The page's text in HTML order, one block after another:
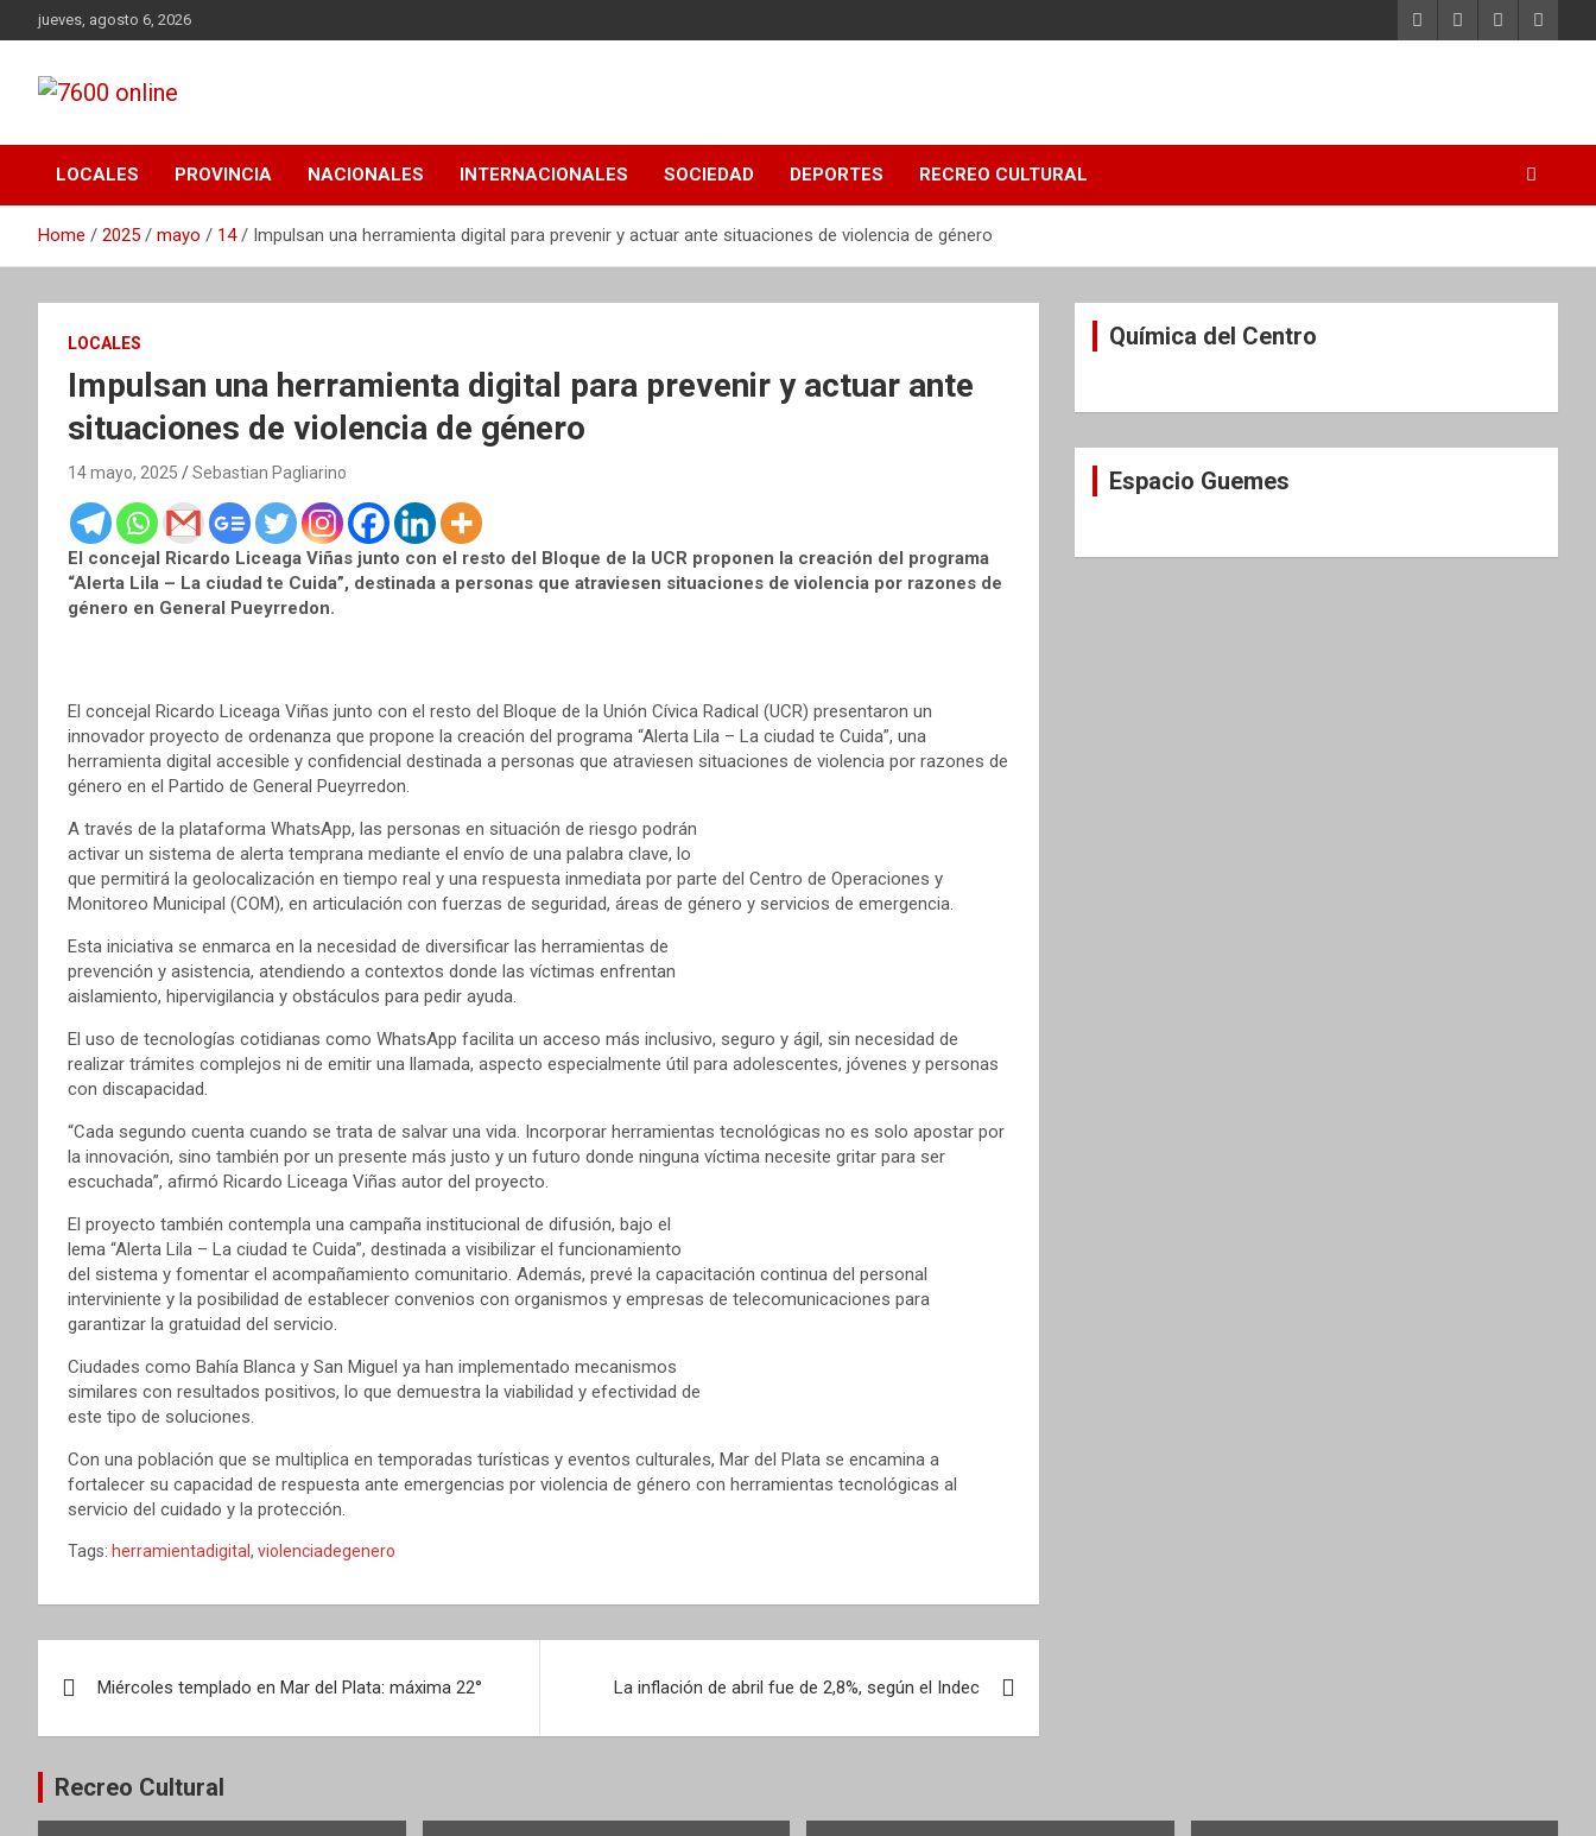
to
jueves, agosto 6, 2026
7600 online
local, nacional e internacional, deportiva y cultural.
LOCALES
PROVINCIA NACIONALES INTERNACIONALES SOCIEDAD DEPORTES RECREO CULTURAL
Home 2025 mayo 14 Impulsan una herramienta digital para prevenir y actuar ante situaciones de violencia de género
LOCALES
Impulsan una herramienta digital para prevenir y actuar ante
situaciones de violencia de género
14 mayo, 2025 Sebastian Pagliarino
El concejal Ricardo Liceaga Viñas junto con el resto del Bloque de la UCR proponen la creación del programa
“Alerta Lila – La ciudad te Cuida”, destinada a personas que atraviesen situaciones de violencia por razones de
género en General Pueyrredon.
El concejal Ricardo Liceaga Viñas junto con el resto del Bloque de la Unión Cívica Radical (UCR) presentaron un
innovador proyecto de ordenanza que propone la creación del programa “Alerta Lila – La ciudad te Cuida”, una
herramienta digital accesible y confidencial destinada a personas que atraviesen situaciones de violencia por razones de
género en el Partido de General Pueyrredon.
A través de la plataforma WhatsApp, las personas en situación de riesgo podrán
activar un sistema de alerta temprana mediante el envío de una palabra clave, lo
que permitirá la geolocalización en tiempo real y una respuesta inmediata por parte del Centro de Operaciones y
Monitoreo Municipal (COM), en articulación con fuerzas de seguridad, áreas de género y servicios de emergencia.
Esta iniciativa se enmarca en la necesidad de diversificar las herramientas de
prevención y asistencia, atendiendo a contextos donde las víctimas enfrentan
aislamiento, hipervigilancia y obstáculos para pedir ayuda.
El uso de tecnologías cotidianas como WhatsApp facilita un acceso más inclusivo, seguro y ágil, sin necesidad de
realizar trámites complejos ni de emitir una llamada, aspecto especialmente útil para adolescentes, jóvenes y personas
con discapacidad.
“Cada segundo cuenta cuando se trata de salvar una vida. Incorporar herramientas tecnológicas no es solo apostar por
la innovación, sino también por un presente más justo y un futuro donde ninguna víctima necesite gritar para ser
escuchada”, afirmó Ricardo Liceaga Viñas autor del proyecto.
El proyecto también contempla una campaña institucional de difusión, bajo el
lema “Alerta Lila – La ciudad te Cuida”, destinada a visibilizar el funcionamiento
del sistema y fomentar el acompañamiento comunitario. Además, prevé la capacitación continua del personal
interviniente y la posibilidad de establecer convenios con organismos y empresas de telecomunicaciones para
garantizar la gratuidad del servicio.
Ciudades como Bahía Blanca y San Miguel ya han implementado mecanismos
similares con resultados positivos, lo que demuestra la viabilidad y efectividad de
este tipo de soluciones.
Con una población que se multiplica en temporadas turísticas y eventos culturales, Mar del Plata se encamina a
fortalecer su capacidad de respuesta ante emergencias por violencia de género con herramientas tecnológicas al
servicio del cuidado y la protección.
Tags: herramientadigital , violenciadegenero
de
entradas
Miércoles templado en Mar del Plata: máxima 22° La inflación de abril fue de 2,8%, según el Indec
Química del Centro
Espacio Guemes
Recreo Cultural